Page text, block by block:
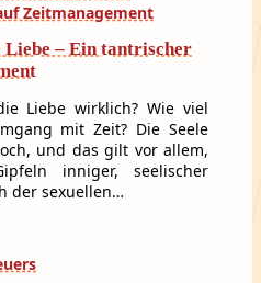
– Ein tantrischer
Liebe wirklich? Wie viel
mit Zeit? Die Seele
und das gilt vor allem,
inniger, seelischer
der sexuellen…